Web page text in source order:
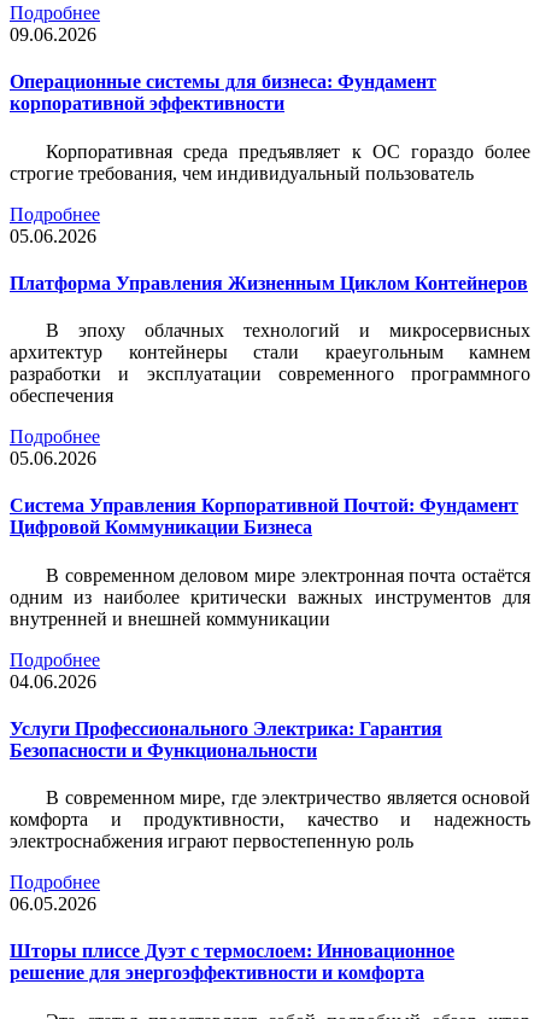
Подробнее
09.06.2026
Операционные системы для бизнеса: Фундамент
корпоративной эффективности
Корпоративная среда предъявляет к ОС гораздо более
строгие требования, чем индивидуальный пользователь
Подробнее
05.06.2026
Платформа Управления Жизненным Циклом Контейнеров
В эпоху облачных технологий и микросервисных
архитектур контейнеры стали краеугольным камнем
разработки и эксплуатации современного программного
обеспечения
Подробнее
05.06.2026
Система Управления Корпоративной Почтой: Фундамент
Цифровой Коммуникации Бизнеса
В современном деловом мире электронная почта остаётся
одним из наиболее критически важных инструментов для
внутренней и внешней коммуникации
Подробнее
04.06.2026
Услуги Профессионального Электрика: Гарантия
Безопасности и Функциональности
В современном мире, где электричество является основой
комфорта и продуктивности, качество и надежность
электроснабжения играют первостепенную роль
Подробнее
06.05.2026
Шторы плиссе Дуэт с термослоем: Инновационное
решение для энергоэффективности и комфорта